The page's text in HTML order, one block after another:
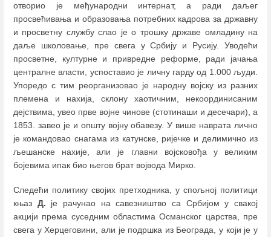
отворио је међународни интернат, а ради даљег
просвећивања и образовања потребних кадрова за државну
и просветну службу слао је о трошку државе омладину на
даље школовање, пре свега у Србију и Русију. Уводећи
просветне, културне и привредне реформе, ради јачања
централне власти, успоставио је личну гарду од 1.000 људи.
Упоредо с тим реорганизовао је народну војску из разних
племена и нахија, склону хаотичним, некоординисаним
дејствима, увео прве војне чинове (стотинаши и десечари), а
1853. завео је и општу војну обавезу. У више наврата лично
је командовао снагама из катунске, ријечке и делимично из
љешанске нахије, али је главни војсковођа у великим
бојевима ипак био његов брат војвода Мирко.
Следећи политику својих претходника, у спољној политици
књаз Д. је рачунао на савезништво са Србијом у свакој
акцији према суседним областима Османског царства, пре
свега у Херцеговини, али је подршка из Београда, у који је у